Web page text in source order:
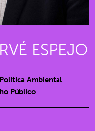
ESPEJO
Ambiental
Público